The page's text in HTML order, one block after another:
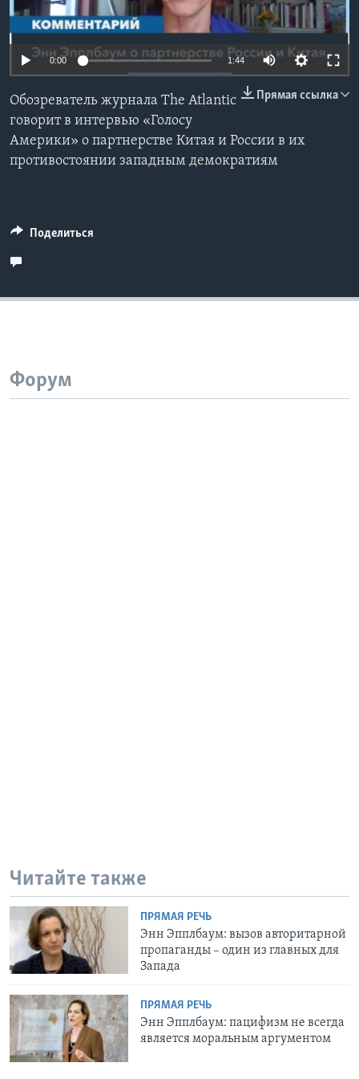
Learning English
Языки
0:00 1:44
Прямая ссылка
Обозреватель журнала The Atlantic
говорит в интервью «Голосу
Америки» о партнерстве Китая и России в их
противостоянии западным демократиям
Поделиться
Форум
Читайте также
ПРЯМАЯ РЕЧЬ
Энн Эпплбаум: вызов авторитарной
пропаганды – один из главных для
Запада
ПРЯМАЯ РЕЧЬ
Энн Эпплбаум: пацифизм не всегда
является моральным аргументом